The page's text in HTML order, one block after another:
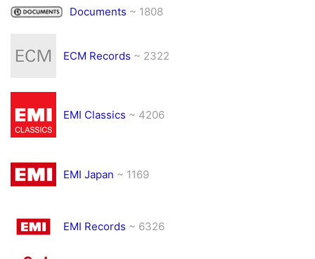
Documents ~ 1808
ECM Records ~ 2322
EMI Classics ~ 4206
EMI Japan ~ 1169
EMI Records ~ 6326